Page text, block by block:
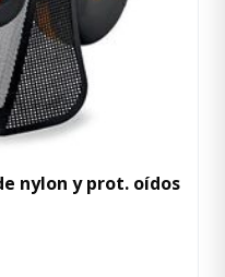
nylon y prot. oídos